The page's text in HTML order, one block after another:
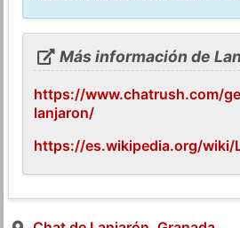
Más información de
https://www.chatrush.com/
lanjaron/
https://es.wikipedia.org/wiki/